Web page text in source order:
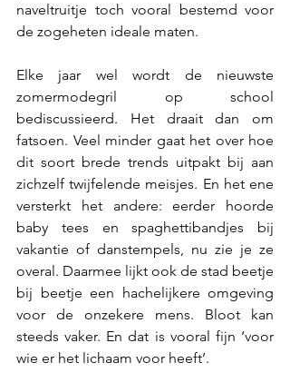
naveltruitje toch vooral bestemd voor
de zogeheten ideale maten.
Elke jaar wel wordt de nieuwste
zomermodegril op school
bediscussieerd. Het draait dan om
fatsoen. Veel minder gaat het over hoe
dit soort brede trends uitpakt bij aan
zichzelf twijfelende meisjes. En het ene
versterkt het andere: eerder hoorde
baby tees en spaghettibandjes bij
vakantie of danstempels, nu zie je ze
overal. Daarmee lijkt ook de stad beetje
bij beetje een hachelijkere omgeving
voor de onzekere mens. Bloot kan
steeds vaker. En dat is vooral fijn ‘voor
wie er het lichaam voor heeft’.